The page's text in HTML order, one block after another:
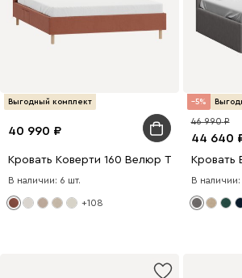
Выгодный комплект
40 990
Кровать Коверти 160 Велюр
В наличии: 6 шт.
+108
5
44 640
46 990
Кровать
В наличии: